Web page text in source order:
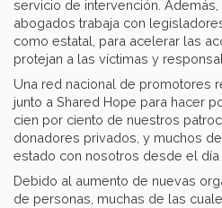
servicio de intervención.
abogados trabaja con
como estatal, para acelerar las
protejan a las víctimas y
Una red nacional de promotores
junto a Shared Hope para hacer
cien por ciento de nuestros
donadores privados, y muchos
estado con nosotros desde el día
Debido al aumento de nuevas
de personas, muchas de las